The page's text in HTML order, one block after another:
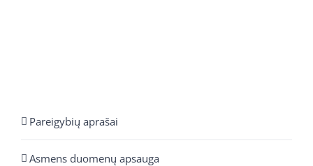
Pareigybių aprašai
Asmens duomenų apsauga